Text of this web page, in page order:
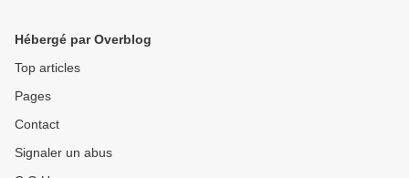
Hébergé par Overblog
Top articles
Pages
Contact
Signaler un abus